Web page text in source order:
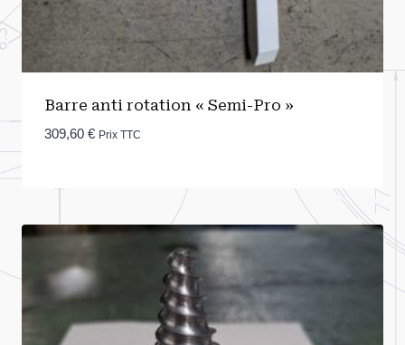
Barre anti rotation « Semi-Pro »
309,60 € Prix TTC